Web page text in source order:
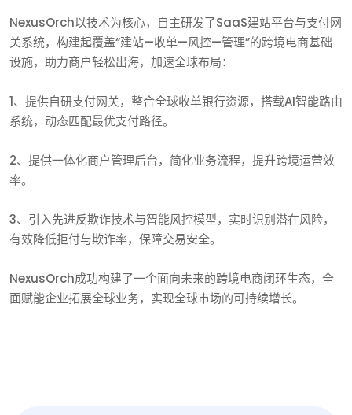
NexusOrch以技术为核心，自主研发了SaaS建站平台与支付网
关系统，构建起覆盖“建站—收单—风控—管理”的跨境电商基础
设施，助力商户轻松出海，加速全球布局：
1、提供自研支付网关，整合全球收单银行资源，搭载AI智能路由
系统，动态匹配最优支付路径。
2、提供一体化商户管理后台，简化业务流程，提升跨境运营效
率。
3、引入先进反欺诈技术与智能风控模型，实时识别潜在风险，
有效降低拒付与欺诈率，保障交易安全。
NexusOrch成功构建了一个面向未来的跨境电商闭环生态，全
面赋能企业拓展全球业务，实现全球市场的可持续增长。